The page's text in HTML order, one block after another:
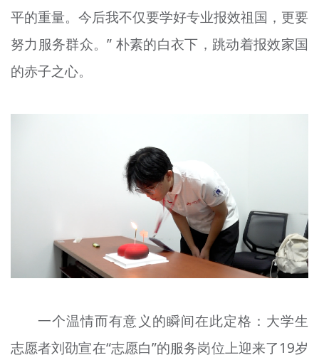
平的重量。今后我不仅要学好专业报效祖国，更要
努力服务群众。” 朴素的白衣下，跳动着报效家国
的赤子之心。
一个温情而有意义的瞬间在此定格：大学生
志愿者刘劭宣在“志愿白”的服务岗位上迎来了19岁